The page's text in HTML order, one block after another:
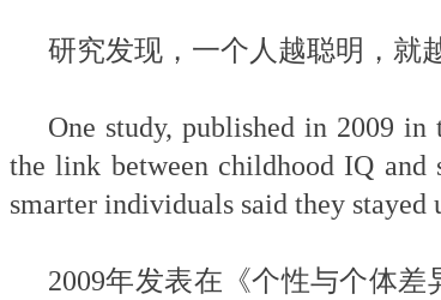
研究发现，一个人越聪明，就
One study, published in 2009
the link between childhood IQ and
smarter individuals said they stayed
2009年发表在《个性与个体